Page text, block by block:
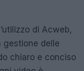
di Acweb,
gestione delle
chiaro e conciso